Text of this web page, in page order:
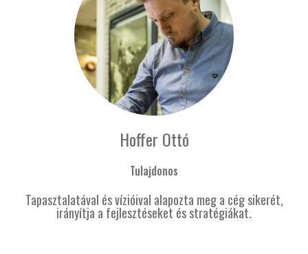
Hoffer Ottó
Tulajdonos
Tapasztalatával és vízióival alapozta meg a cég sikerét,
irányítja a fejlesztéseket és stratégiákat.